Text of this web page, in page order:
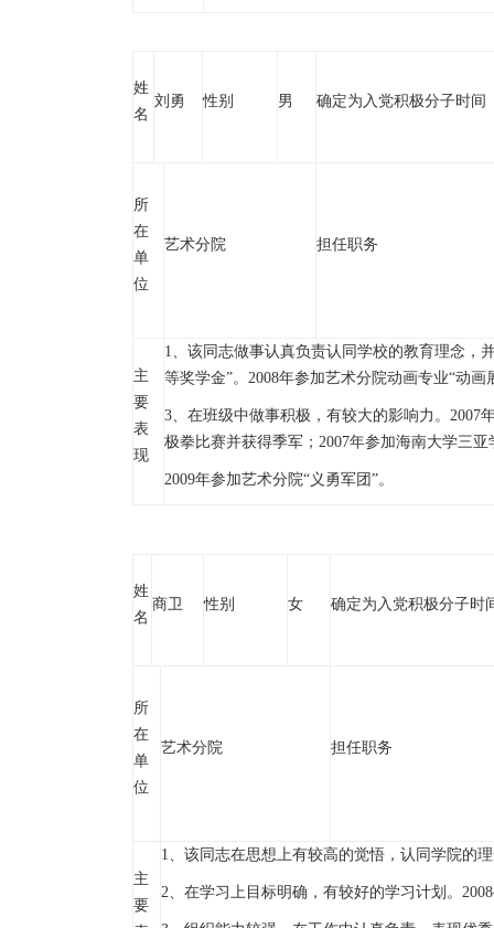
姓
名
刘勇 性别 男 确定为入党积极分子时间
所
在
单
位
艺术分院 担任职务
主
要
表
现
1、该同志做事认真负责认同学校的教育理念，
等奖学金”。2008年参加艺术分院动画专业“动画
3、在班级中做事积极，有较大的影响力。2007
极拳比赛并获得季军；2007年参加海南大学三
2009年参加艺术分院“义勇军团”。
姓
名
商卫 性别 女 确定为入党积极分子时
所
在
单
位
艺术分院 担任职务
主
要
1、该同志在思想上有较高的觉悟，认同学院的
2、在学习上目标明确，有较好的学习计划。